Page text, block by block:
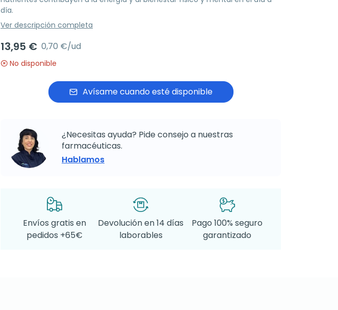
día.
Ver descripción completa
13,95 € 0,70 €/ud
No disponible
Avísame cuando esté disponible
¿Necesitas ayuda? Pide consejo a nuestras
farmacéuticas.
Hablamos
Envíos gratis en
pedidos +65€
Devolución en 14 días
laborables
Pago 100% seguro
garantizado